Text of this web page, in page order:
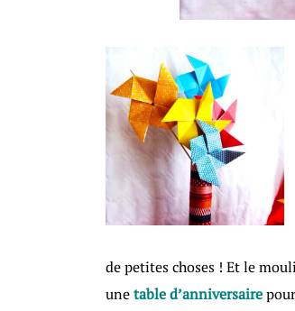
de petites choses ! Et le
unetable d’anniversaire